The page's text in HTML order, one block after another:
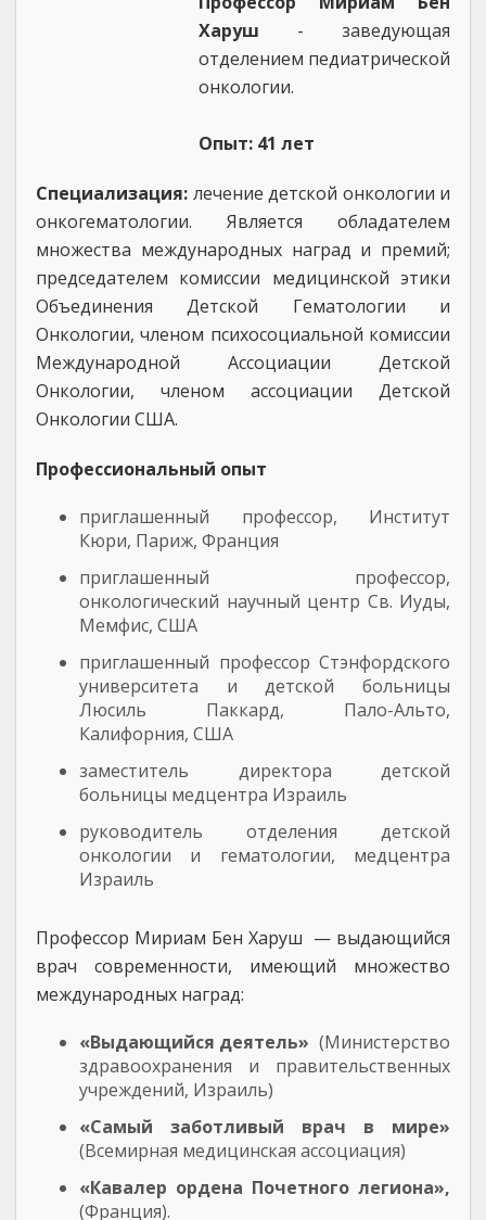
Харуш - заведующая
отделением педиатрической
онкологии.
Опыт: 41 лет
Специализация: лечение детской онкологии и
онкогематологии. Является обладателем
множества международных наград и премий;
председателем комиссии медицинской этики
Объединения Детской Гематологии и
Онкологии, членом психосоциальной комиссии
Международной Ассоциации Детской
Онкологии, членом ассоциации Детской
Онкологии США.
Профессиональный опыт
приглашенный профессор, Институт
Кюри, Париж, Франция
приглашенный профессор,
онкологический научный центр Св. Иуды,
Мемфис, США
приглашенный профессор Стэнфордского
университета и детской больницы
Люсиль Паккард, Пало-Альто,
Калифорния, США
заместитель директора детской
больницы медцентра Израиль
руководитель отделения детской
онкологии и гематологии, медцентра
Израиль
Профессор Мириам Бен Харуш — выдающийся
врач современности, имеющий множество
международных наград:
«Выдающийся деятель» (Министерство
здравоохранения и правительственных
учреждений, Израиль)
«Самый заботливый врач в мире»
(Всемирная медицинская ассоциация)
«Кавалер ордена Почетного легиона»,
(Франция).